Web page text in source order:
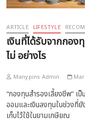
ARTICLE LIFESTYLE
เงินที่ได้รับจากกอ
ไม่ อย่างไร
Manypins Admin
“กองทุนสำรองเลี้ยงชีพ” เ
ออมและเงินลงทุนในช่วงที่
เก็บไว้ใช้ในยามเกษียณ